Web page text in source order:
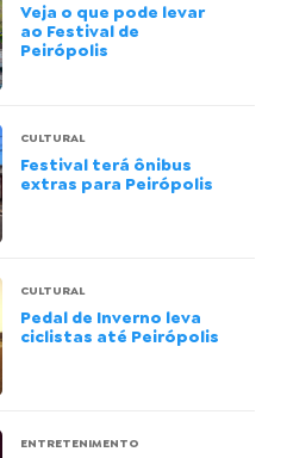
Veja o que pode levar
ao Festival de
Peirópolis
CULTURAL
Festival terá ônibus
extras para Peirópolis
CULTURAL
Pedal de Inverno leva
ciclistas até Peirópolis
ENTRETENIMENTO